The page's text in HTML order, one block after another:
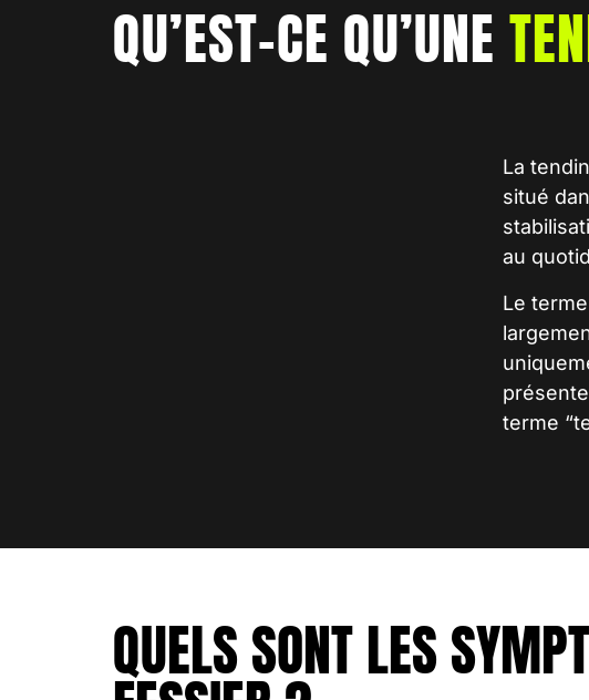
QU’EST-CE QU’UNE
La
situé
au
Le
terme “
QUELS SONT LES